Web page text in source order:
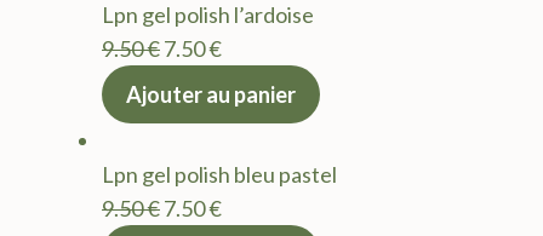
9.50 €.7.50 €.
Lpn gel polish l’ardoise
9.50€Le
prix
9.50 €.
7.50€Le
actuel
7.50 €.
Ajouter au panier
Lpn gel polish bleu pastel
9.50€Le
7.50€Le